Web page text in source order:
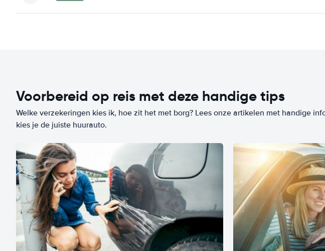
Voorbereid op reis met deze handige tips
Welke verzekeringen kies ik, hoe zit het met borg? Lees onze artikelen met handige
kies je de juiste huurauto.